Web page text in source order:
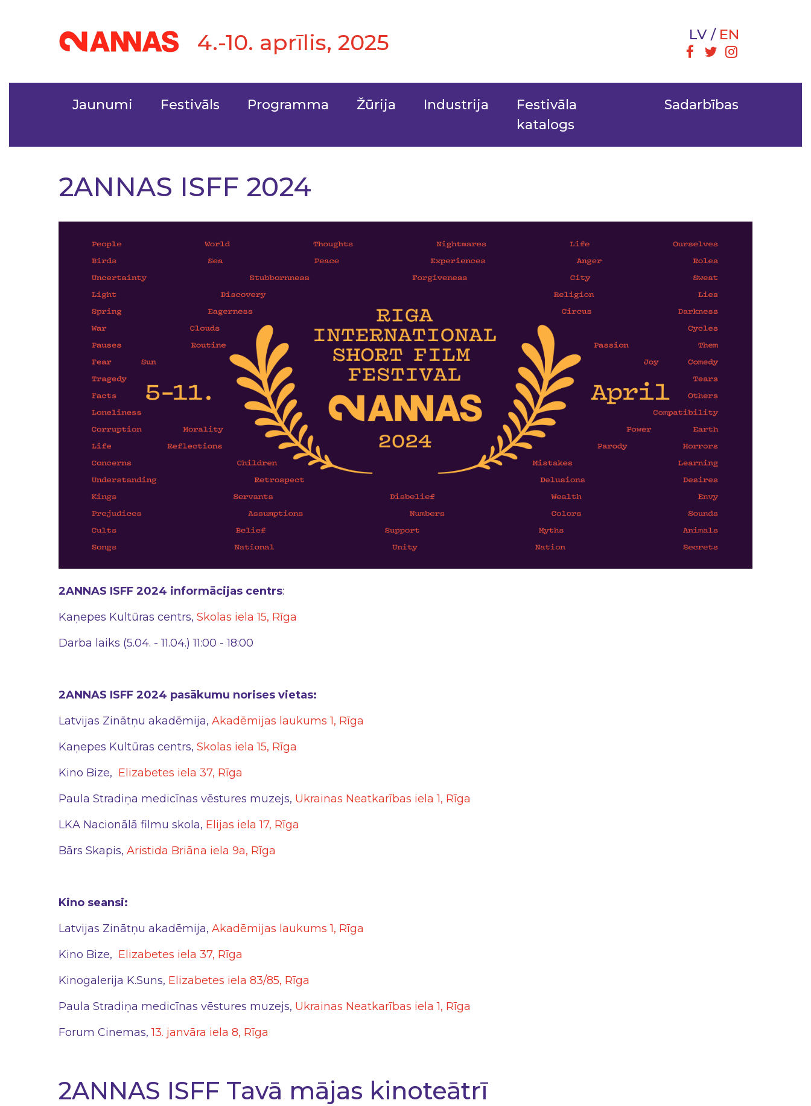
4.-10. aprīlis, 2025 LV EN
Jaunumi Festivāls Programma Žūrija Industrija
Festivāla
katalogs
Sadarbības
2ANNAS ISFF 2024
2ANNAS ISFF 2024 informācijas centrs:
Kaņepes Kultūras centrs, Skolas iela 15, Rīga
Darba laiks (5.04. - 11.04.) 11:00 - 18:00
2ANNAS ISFF 2024 pasākumu norises vietas:
Latvijas Zinātņu akadēmija, Akadēmijas laukums 1, Rīga
Kaņepes Kultūras centrs, Skolas iela 15, Rīga
Kino Bize, Elizabetes iela 37, Rīga
Paula Stradiņa medicīnas vēstures muzejs, Ukrainas Neatkarības iela 1, Rīga
LKA Nacionālā filmu skola, Elijas iela 17, Rīga
Bārs Skapis, Aristida Briāna iela 9a, Rīga
Kino seansi:
Latvijas Zinātņu akadēmija, Akadēmijas laukums 1, Rīga
Kino Bize, Elizabetes iela 37, Rīga
Kinogalerija K.Suns, Elizabetes iela 83/85, Rīga
Paula Stradiņa medicīnas vēstures muzejs, Ukrainas Neatkarības iela 1, Rīga
Forum Cinemas,13. janvāra iela 8, Rīga
2ANNAS ISFF Tavā mājas kinoteātrī